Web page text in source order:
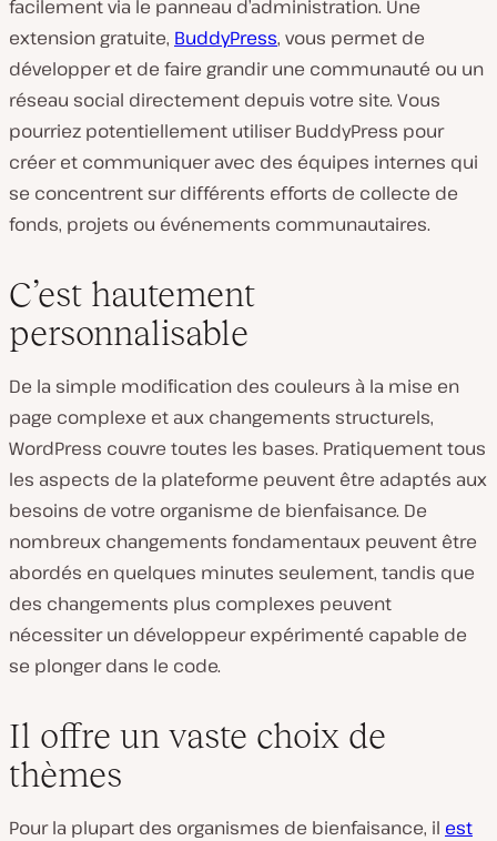
facilement via le panneau d’administration. Une
extension gratuite, BuddyPress, vous permet de
développer et de faire grandir une communauté ou un
réseau social directement depuis votre site. Vous
pourriez potentiellement utiliser BuddyPress pour
créer et communiquer avec des équipes internes qui
se concentrent sur différents efforts de collecte de
fonds, projets ou événements communautaires.
C’est hautement
personnalisable
De la simple modification des couleurs à la mise en
page complexe et aux changements structurels,
WordPress couvre toutes les bases. Pratiquement tous
les aspects de la plateforme peuvent être adaptés aux
besoins de votre organisme de bienfaisance. De
nombreux changements fondamentaux peuvent être
abordés en quelques minutes seulement, tandis que
des changements plus complexes peuvent
nécessiter un développeur expérimenté capable de
se plonger dans le code.
Il offre un vaste choix de
thèmes
Pour la plupart des organismes de bienfaisance, il est